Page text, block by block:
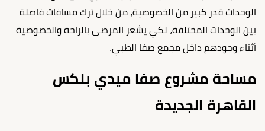
الوحدات قدر كبير من الخصوصية، من خلال ترك مسافات فاصلة
بين الوحدات المختلفة، لكي يشعر المرضى بالراحة والخصوصية
أثناء وجودهم داخل مجمع صفا الطبي.
مساحة مشروع صفا ميدي بلكس
القاهرة الجديدة